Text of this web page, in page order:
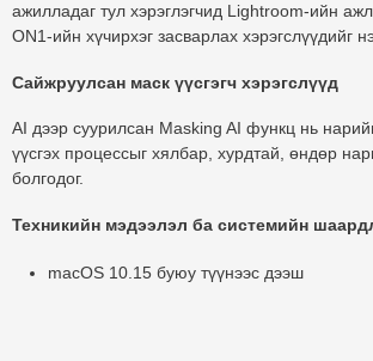
ажилладаг тул хэрэглэгчид Lightroom-ийн
ON1-ийн хүчирхэг засварлах хэрэгслүүдийг
Сайжруулсан маск үүсгэгч хэрэгслүүд
AI дээр суурилсан Masking AI функц нь
үүсгэх процессыг хялбар, хурдтай, өндөр
болгодог.
Техникийн мэдээлэл ба системийн
macOS 10.15 буюу түүнээс дээш